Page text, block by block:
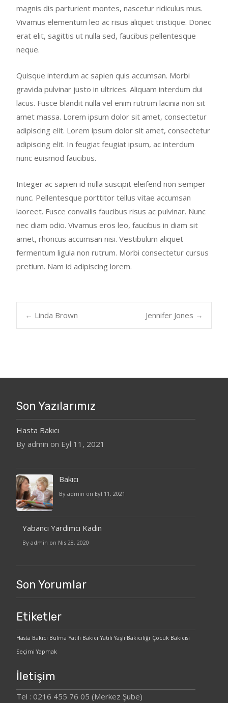
magnis dis parturient montes, nascetur ridiculus mus.
Vivamus elementum leo ac risus aliquet tristique. Donec
erat elit, sagittis ut nulla sed, faucibus pellentesque
neque.
Quisque interdum ac sapien quis accumsan. Morbi
gravida pulvinar justo in ultrices. Aliquam interdum dui
lacus. Fusce blandit nulla vel enim rutrum lacinia non sit
amet massa. Lorem ipsum dolor sit amet, consectetur
adipiscing elit. Lorem ipsum dolor sit amet, consectetur
adipiscing elit. In feugiat feugiat ipsum, ac interdum
nunc euismod faucibus.
Integer ac sapien id nulla suscipit eleifend non semper
nunc. Pellentesque porttitor tellus vitae accumsan
laoreet. Fusce convallis faucibus risus ac pulvinar. Nunc
nec diam odio. Vivamus eros leo, faucibus in diam sit
amet, rhoncus accumsan nisi. Vestibulum aliquet
fermentum ligula non rutrum. Morbi consectetur cursus
pretium. Nam id adipiscing lorem.
Post
← Linda Brown Jennifer Jones →
Son Yazılarımız
Hasta Bakıcı
By admin on Eyl 11, 2021
Bakıcı
By admin on Eyl 11, 2021
Yabancı Yardımcı Kadın
By admin on Nis 28, 2020
Son Yorumlar
Etiketler
Hasta Bakıcı Bulma Yatılı Bakıcı Yatılı Yaşlı Bakıcılığı Çocuk Bakıcısı
Seçimi Yapmak
İletişim
Tel : 0216 455 76 05 (Merkez Şube)